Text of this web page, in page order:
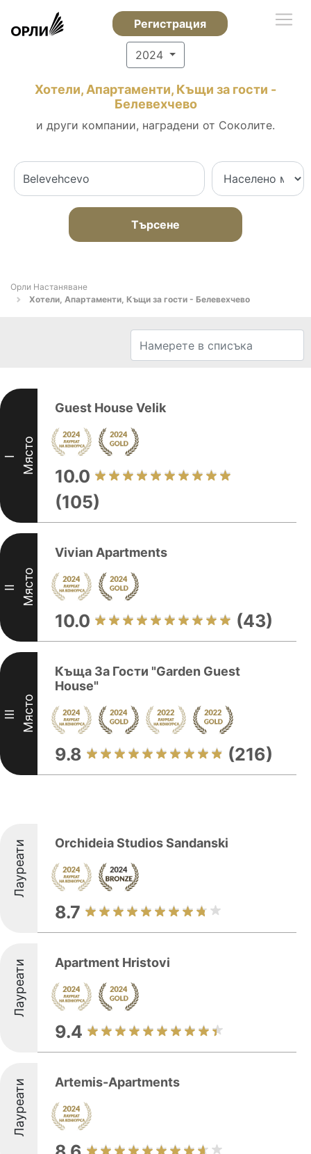
Регистрация
2024
Хотели, Апартаменти, Къщи за гости -
Белевехчево
и други компании, наградени от Соколите.
Търсене
Орли Настаняване
Хотели, Апартаменти, Къщи за гости - Белевехчево
I Място
Guest House Velik
10.0
(105)
II Място
Vivian Apartments
10.0 (43)
III Място
Къща За Гости "Garden Guest
House"
9.8 (216)
Лауреати Orchideia Studios Sandanski
8.7
Лауреати Apartment Hristovi
9.4
Лауреати Artemis-Apartments